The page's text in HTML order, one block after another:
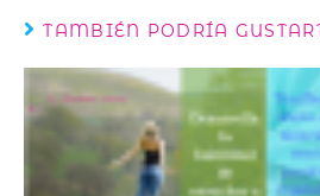
TAMBIÉN PODRÍA